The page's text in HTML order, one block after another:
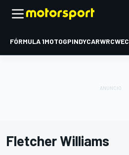
FÓRMULA 1MOTOGPINDYCARWRCWEC
Fletcher Williams